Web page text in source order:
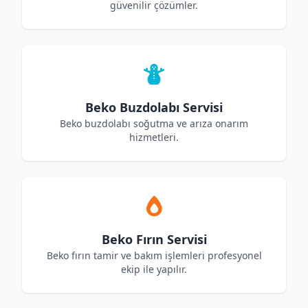
güvenilir çözümler.
Beko Buzdolabı Servisi
Beko buzdolabı soğutma ve arıza onarım
hizmetleri.
Beko Fırın Servisi
Beko fırın tamir ve bakım işlemleri profesyonel
ekip ile yapılır.